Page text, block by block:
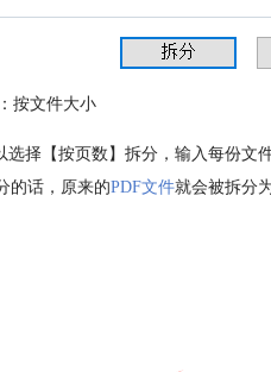
按文件大小
择【按页数】拆分，输入每份文
的话，原来的PDF文件就会被拆分